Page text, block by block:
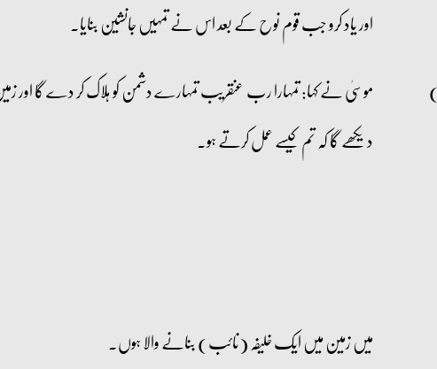
اور یاد کرو جب قوم نوح کے بعد اس نے تمہیں جانشین بنایا۔
موسیٰ نے کہا: تمہارا رب عنقریب تمہارے دشمن کو ہلاک کر دے گا اور زمین
دیکھے گا کہ تم کیسے عمل کرتے ہو۔
میں زمین میں ایک خلیفہ (نائب) بنانے والا ہوں۔